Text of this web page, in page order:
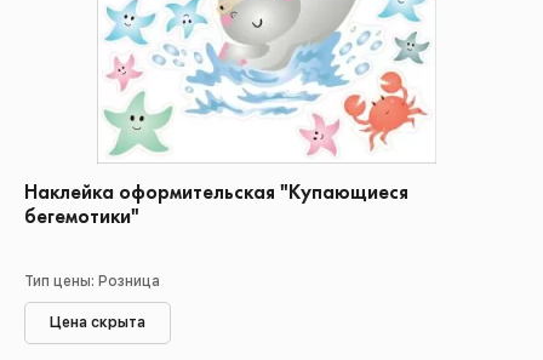
Наклейка оформительская "Купающиеся
бегемотики"
Тип цены: Розница
Цена скрыта